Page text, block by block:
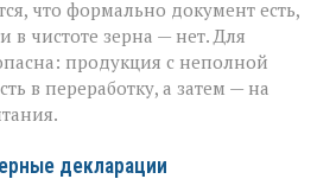
что формально документ есть,
в чистоте зерна — нет. Для
продукция с неполной
в переработку, а затем — на
декларации